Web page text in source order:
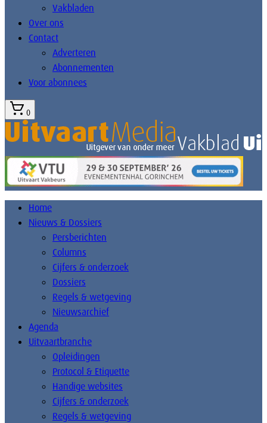
Vakbladen
Over ons
Contact
Adverteren
Abonnementen
Voor abonnees
0
Home
Nieuws & Dossiers
Persberichten
Columns
Cijfers & onderzoek
Dossiers
Regels & wetgeving
Nieuwsarchief
Agenda
Uitvaartbranche
Opleidingen
Protocol & Etiquette
Handige websites
Cijfers & onderzoek
Regels & wetgeving